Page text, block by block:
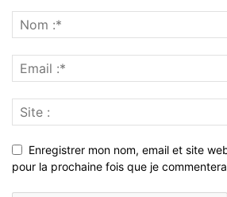
Enregistrer mon nom, email et site
pour la prochaine fois que je